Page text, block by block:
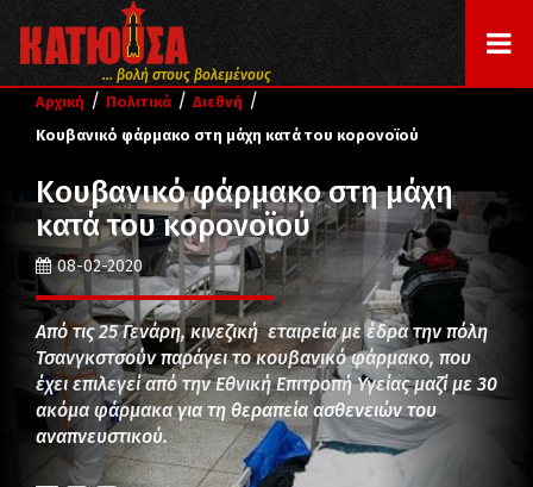
... βολή στους βολεμένους
Αρχική / Πολιτικά / Διεθνή /
Κουβανικό φάρμακο στη μάχη κατά του κορονοϊού
Κουβανικό φάρμακο στη μάχη
κατά του κορονοϊού
08-02-2020
Από τις 25 Γενάρη, κινεζική εταιρεία με έδρα την πόλη
Τσανγκστσούν παράγει το κουβανικό φάρμακο, που
έχει επιλεγεί από την Εθνική Επιτροπή Υγείας μαζί με 30
ακόμα φάρμακα για τη θεραπεία ασθενειών του
αναπνευστικού.